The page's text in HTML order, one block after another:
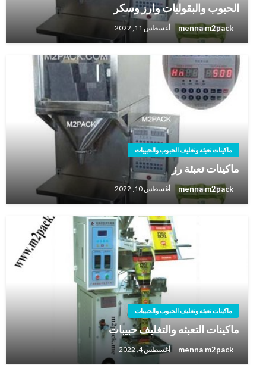
الحبوب والبقوليات وارز وسكر
menna m2pack أغسطس 11, 2022
ماكينات تعبئه وتغليف الحبوب والحبيبات
ماكينات تعبئة رز
menna m2pack أغسطس 10, 2022
ماكينات تعبئه وتغليف الحبوب والحبيبات
ماكينات التعبئه والتغليف حبيبات
menna m2pack أغسطس 4, 2022